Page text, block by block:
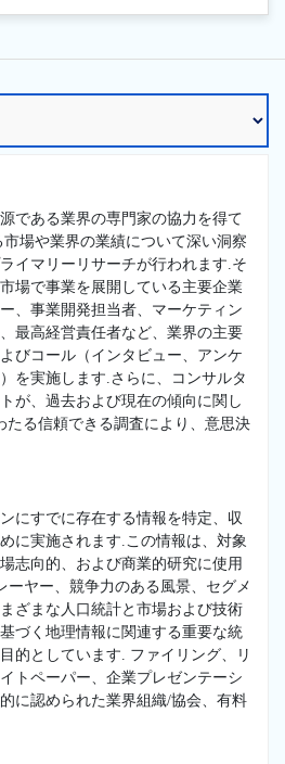
である業界の専門家の協力を得て
場や業界の業績について深い洞察
イマリーリサーチが行われます.そ
場で事業を展開している主要企業
、事業開発担当者、マーケティン
最高経営責任者など、業界の主要
びコール（インタビュー、アンケ
を実施します.さらに、コンサルタ
が、過去および現在の傾向に関し
たる信頼できる調査により、意思決
にすでに存在する情報を特定、収
に実施されます.この情報は、対象
志向的、および商業的研究に使用
ーヤー、競争力のある風景、セグメ
ざまな人口統計と市場および技術
づく地理情報に関連する重要な統
的としています. ファイリング、リ
トペーパー、企業プレゼンテーシ
に認められた業界組織/協会、有料